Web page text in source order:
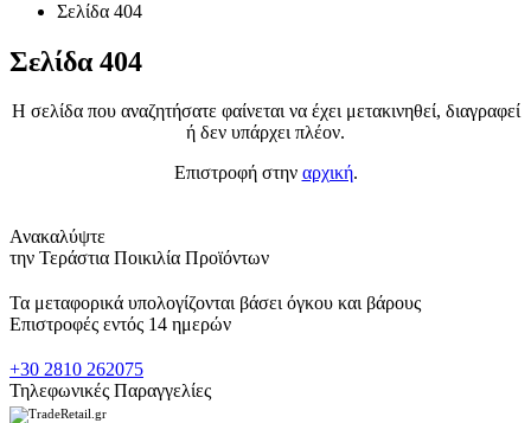
Σελίδα 404
Σελίδα 404
Η σελίδα που αναζητήσατε φαίνεται να έχει μετακινηθεί, διαγραφεί
ή δεν υπάρχει πλέον.
Επιστροφή στην αρχική.
Ανακαλύψτε
την Τεράστια Ποικιλία Προϊόντων
Τα μεταφορικά υπολογίζονται βάσει όγκου και βάρους
Επιστροφές εντός 14 ημερών
+30 2810 262075
Τηλεφωνικές Παραγγελίες